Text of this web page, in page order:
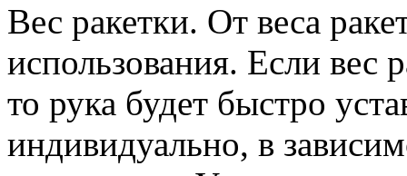
Вес ракетки. От веса
использования. Если вес
то рука будет быстро
индивидуально, в